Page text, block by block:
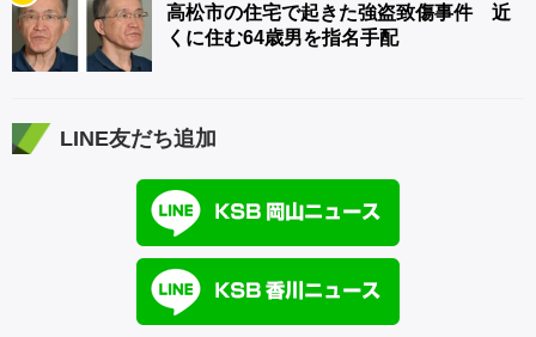
高松市の住宅で起きた強盗致傷事件 近
くに住む64歳男を指名手配
LINE友だち追加